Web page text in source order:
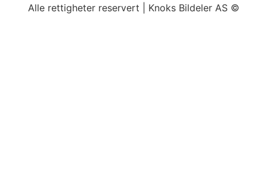
Alle rettigheter reservert | Knoks Bildeler AS ©